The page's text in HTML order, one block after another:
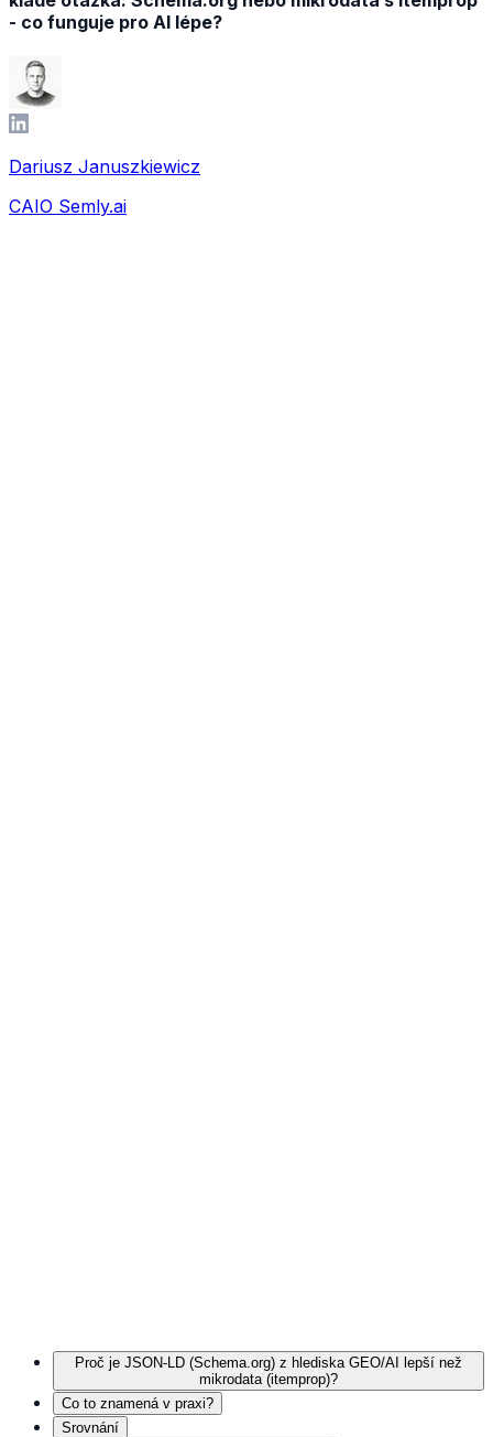
- co funguje pro AI lépe?
Dariusz Januszkiewicz
CAIO Semly.ai
Proč je JSON-LD (Schema.org) z hlediska GEO/AI lepší než
mikrodata (itemprop)?
Co to znamená v praxi?
Srovnání